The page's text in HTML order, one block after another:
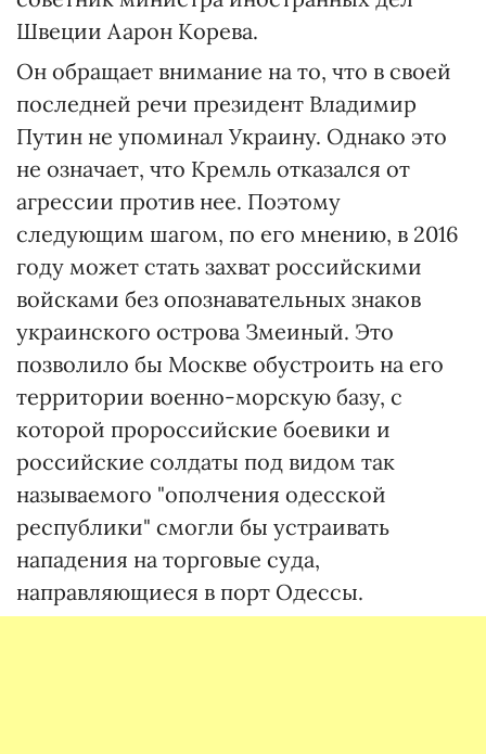
Швеции Аарон Корева.
Он обращает внимание на то, что в своей
последней речи президент Владимир
Путин не упоминал Украину. Однако это
не означает, что Кремль отказался от
агрессии против нее. Поэтому
следующим шагом, по его мнению, в 2016
году может стать захват российскими
войсками без опознавательных знаков
украинского острова Змеиный. Это
позволило бы Москве обустроить на его
территории военно-морскую базу, с
которой пророссийские боевики и
российские солдаты под видом так
называемого "ополчения одесской
республики" смогли бы устраивать
нападения на торговые суда,
направляющиеся в порт Одессы.